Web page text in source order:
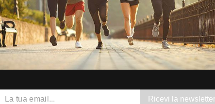
Ricevi la newsletter